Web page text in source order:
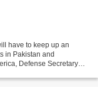
have to keep up an
in Pakistan and
Defense Secretary